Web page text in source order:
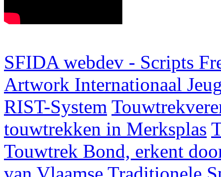
SFIDA webdev - Scripts
Artwork Internationaal
RIST-System
touwtrekken in Merksplas
Touwtrek Bond, erkent